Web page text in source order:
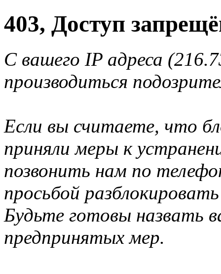
403, Доступ
С вашего IP адреса
производиться
Если вы считаете, что
приняли меры к
позвонить нам по
просьбой
Будьте готовы назвать
предпринятых мер.